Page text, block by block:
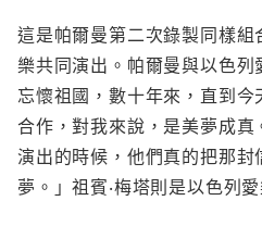
這是帕爾曼第二次錄製同樣
樂共同演出。帕爾曼與以色
忘懷祖國，數十年來，直到
合作，對我來說，是美夢成
演出的時候，他們真的把那
夢。」祖賓‧梅塔則是以色列